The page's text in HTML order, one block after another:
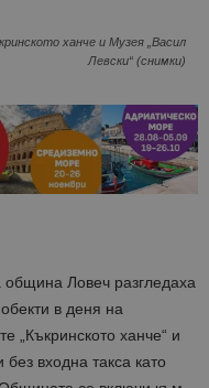
ханче и Музея „Васил
Левски“ (снимки)
община Ловеч разгледаха
в деня на
„Къкринското ханче“ и
входна такса като